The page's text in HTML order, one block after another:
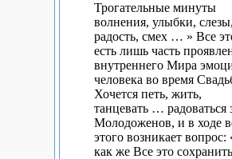
Трогательные минуты
волнения, улыбки, слезы,
радость, смех … » Все
есть лишь часть
внутреннего Мира
человека во время
Хочется петь, жить,
танцевать … радоваться
Молодоженов, и в ходе
этого возникает вопрос:
как же Все это